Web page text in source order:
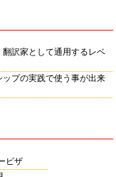
訳家として通用するレベ
プの実践で使う事が出来
ビザ